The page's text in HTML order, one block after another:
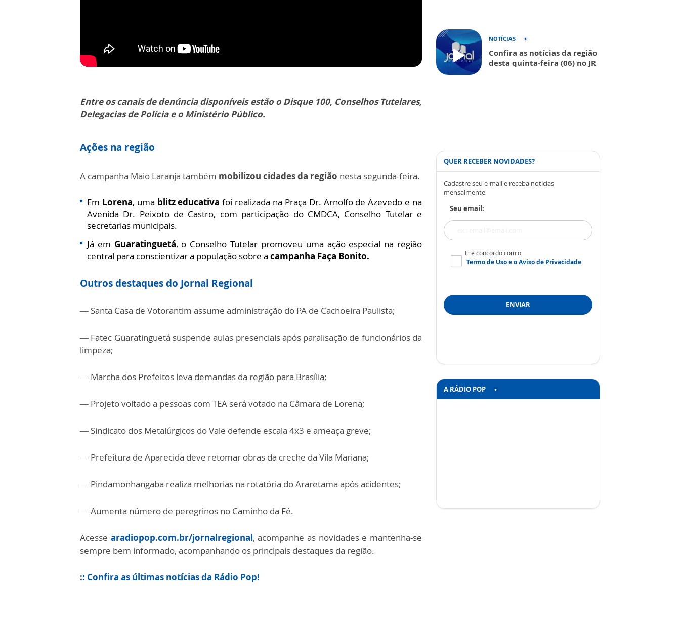
Entre os canais de denúncia disponíveis estão o Disque 100, Conselhos Tutelares,
Delegacias de Polícia e o Ministério Público.
Ações na região
A campanha Maio Laranja também mobilizou cidades da região nesta segunda-feira.
Em Lorena, uma blitz educativa foi realizada na Praça Dr. Arnolfo de Azevedo e na
Avenida Dr. Peixoto de Castro, com participação do CMDCA, Conselho Tutelar e
secretarias municipais.
Já em Guaratinguetá, o Conselho Tutelar promoveu uma ação especial na região
central para conscientizar a população sobre a campanha Faça Bonito.
Outros destaques do Jornal Regional
— Santa Casa de Votorantim assume administração do PA de Cachoeira Paulista;
— Fatec Guaratinguetá suspende aulas presenciais após paralisação de funcionários da
limpeza;
— Marcha dos Prefeitos leva demandas da região para Brasília;
— Projeto voltado a pessoas com TEA será votado na Câmara de Lorena;
— Sindicato dos Metalúrgicos do Vale defende escala 4x3 e ameaça greve;
— Prefeitura de Aparecida deve retomar obras da creche da Vila Mariana;
— Pindamonhangaba realiza melhorias na rotatória do Araretama após acidentes;
— Aumenta número de peregrinos no Caminho da Fé.
Acesse aradiopop.com.br/jornalregional, acompanhe as novidades e mantenha-se
sempre bem informado, acompanhando os principais destaques da região.
:: Confira as últimas notícias da Rádio Pop!
NOTÍCIAS
Confira as notícias da região
desta quinta-feira (06) no JR
QUER RECEBER NOVIDADES?
Cadastre seu e-mail e receba notícias
mensalmente
Seu email:
Li e concordo com o
Termo de Usoe oAviso de Privacidade
ENVIAR
A RÁDIO POP